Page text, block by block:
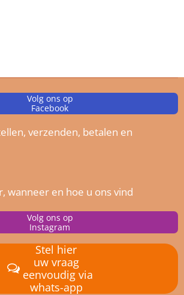
Volg ons op
Facebook
verzenden, betalen en
wanneer en hoe u ons vind
Volg ons op
Instagram
Stel hier
uw vraag
eenvoudig via
whats-app